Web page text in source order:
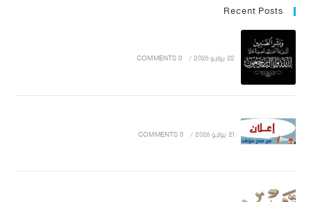
Recent Posts
22 يوليو 2026 /
0 COMMENTS
21 يوليو 2026 /
0 COMMENTS